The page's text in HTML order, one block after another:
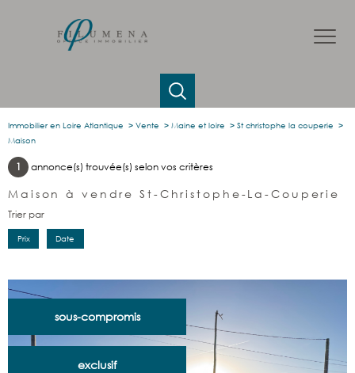
Immobilier en Loire Atlantique Vente Maine et loire
St christophe la couperie
Maison
1 annonce(s) trouvée(s) selon vos critères
Maison à vendre St-Christophe-La-Couperie
Trier par
Prix Date
sous-compromis
exclusif